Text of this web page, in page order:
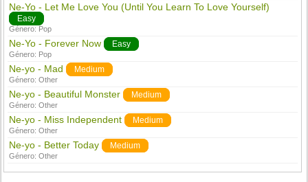
Ne-Yo - Let Me Love You (Until You Learn To Love Yourself)
Easy
Género: Pop
Ne-Yo - Forever Now Easy
Género: Pop
Ne-yo - Mad Medium
Género:Other
Ne-yo - Beautiful Monster Medium
Género:Other
Ne-yo - Miss Independent Medium
Género:Other
Ne-yo - Better Today Medium
Género:Other